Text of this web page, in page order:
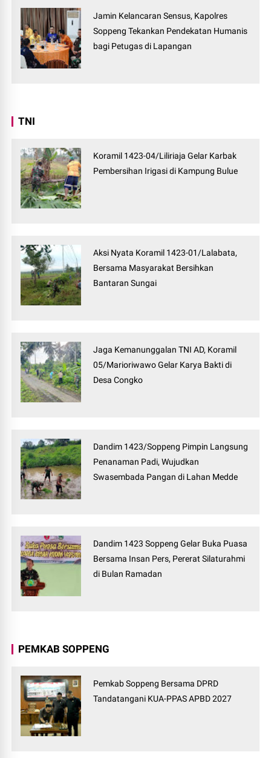
Jamin Kelancaran Sensus, Kapolres
Soppeng Tekankan Pendekatan Humanis
bagi Petugas di Lapangan
TNI
Koramil 1423-04/Liliriaja Gelar Karbak
Pembersihan Irigasi di Kampung Bulue
Aksi Nyata Koramil 1423-01/Lalabata,
Bersama Masyarakat Bersihkan
Bantaran Sungai
Jaga Kemanunggalan TNI AD, Koramil
05/Marioriwawo Gelar Karya Bakti di
Desa Congko
Dandim 1423/Soppeng Pimpin Langsung
Penanaman Padi, Wujudkan
Swasembada Pangan di Lahan Medde
Dandim 1423 Soppeng Gelar Buka Puasa
Bersama Insan Pers, Pererat Silaturahmi
di Bulan Ramadan
PEMKAB SOPPENG
Pemkab Soppeng Bersama DPRD
Tandatangani KUA-PPAS APBD 2027